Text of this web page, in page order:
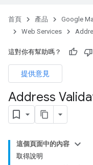
首頁 產品 Google
Web Services
這對你有幫助嗎？
提供意見
Address
這個頁面中的內容
取得說明